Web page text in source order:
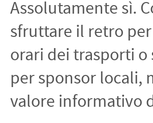
Assolutamente sì.
sfruttare il retro
orari dei trasporti
per sponsor locali,
valore informativo